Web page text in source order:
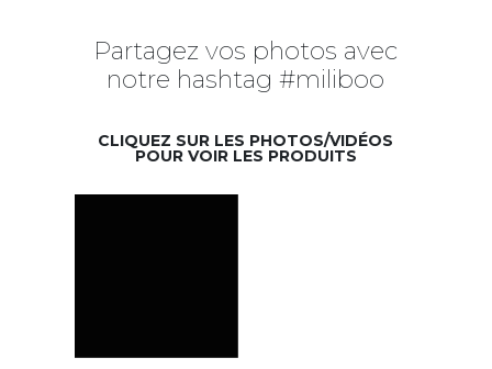
Partagez vos photos avec
notre hashtag #miliboo
CLIQUEZ SUR LES PHOTOS/VIDÉOS
POUR VOIR LES PRODUITS